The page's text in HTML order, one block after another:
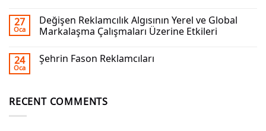
27
Oca
Değişen Reklamcılık Algısının Yerel ve Global
Markalaşma Çalışmaları Üzerine Etkileri
24
Oca
Şehrin Fason Reklamcıları
RECENT COMMENTS